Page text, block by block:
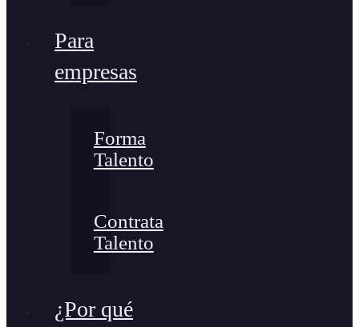
Para
empresas
Forma
Talento
Contrata
Talento
¿Por qué